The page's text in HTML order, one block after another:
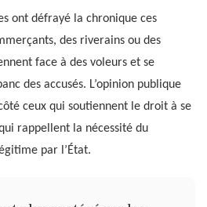
ont défrayé la chronique ces
des riverains ou des
face à des voleurs et se
des accusés. L’opinion publique
ceux qui soutiennent le droit à se
rappellent la nécessité du
par l’État.